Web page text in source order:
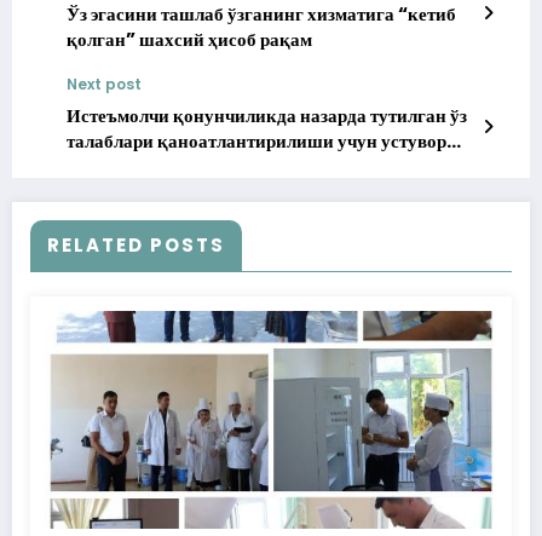
Ўз эгасини ташлаб ўзганинг хизматига “кетиб
қолган” шахсий ҳисоб рақам
Next post
Истеъмолчи қонунчиликда назарда тутилган ўз
талаблари қаноатлантирилиши учун устувор
RELATED POSTS